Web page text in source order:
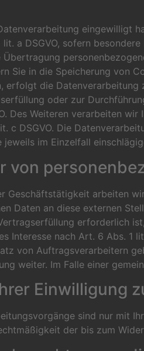
eingewilligt
a DSGVO, sofern
Übertragung
Sie in die Speicherung von
erfolgt die Datenverarbeitung
oder zur
Des Weiteren verarbeiten
c DSGVO. Die
jeweils im Einzelfall
von
Geschäftstätigkeit arbeiten
Daten an diese externen
erforderlich
Interesse nach Art. 6 Abs. 1
von Auftragsverarbeitern
weiter. Im Falle einer
Einwilligung
sind nur mit
der bis zum